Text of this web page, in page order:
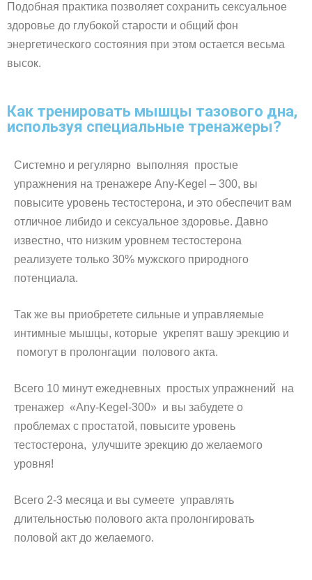
Подобная практика позволяет сохранить сексуальное
здоровье до глубокой старости и общий фон
энергетического состояния при этом остается весьма
высок.
Как тренировать мышцы тазового дна,
используя специальные тренажеры?
Системно и регулярно выполняя простые
упражнения на тренажере Any-Kegel – 300, вы
повысите уровень тестостерона, и это обеспечит вам
отличное либидо и сексуальное здоровье. Давно
известно, что низким уровнем тестостерона
реализуете только 30% мужского природного
потенциала.
Так же вы приобретете сильные и управляемые
интимные мышцы, которые укрепят вашу эрекцию и
помогут в пролонгации полового акта.
Всего 10 минут ежедневных простых упражнений на
тренажер «Any-Kegel-300» и вы забудете о
проблемах с простатой, повысите уровень
тестостерона, улучшите эрекцию до желаемого
уровня!
Всего 2-3 месяца и вы сумеете управлять
длительностью полового акта пролонгировать
половой акт до желаемого.